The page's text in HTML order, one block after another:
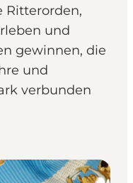
Ritterorden,
und
gewinnen, die
und
verbunden